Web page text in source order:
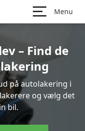
Menu
– Find de
på autolakering i
og vælg det
bil.